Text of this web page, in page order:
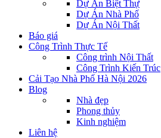
Dự Án Biệt Thự
Dự Án Nhà Phố
Dự Án Nội Thất
Báo giá
Công Trình Thực Tế
Công trình Nội Thất
Công Trình Kiến Trúc
Cải Tạo Nhà Phố Hà Nội 2026
Blog
Nhà đẹp
Phong thủy
Kinh nghiệm
Liên hệ